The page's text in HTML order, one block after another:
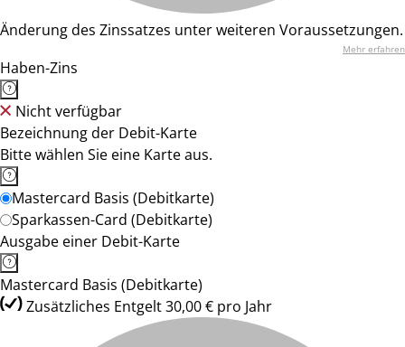
Änderung des Zinssatzes unter weiteren Voraussetzungen.
Mehr erfahren
Haben-Zins
Nicht verfügbar
Bezeichnung der Debit-Karte
Bitte wählen Sie eine Karte aus.
Mastercard Basis (Debitkarte)
Sparkassen-Card (Debitkarte)
Ausgabe einer Debit-Karte
Mastercard Basis (Debitkarte)
Zusätzliches Entgelt 30,00 € pro Jahr